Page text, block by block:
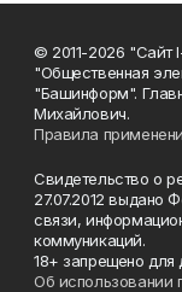
© 2011-2026 "Сайт
"Общественная
"Башинформ".
Михайлович.
Правила
Свидетельство о
27.07.2012 выдано
связи,
коммуникаций.
18+ запрещено для
Об использовании